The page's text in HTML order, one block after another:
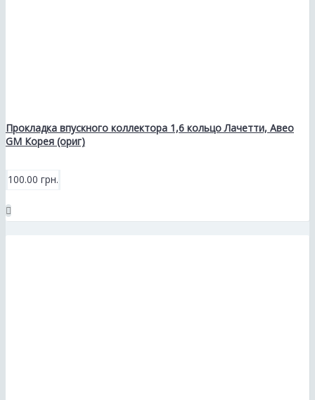
Прокладка впускного коллектора 1,6 кольцо Лачетти, Авео
GM Корея (ориг)
100.00 грн.